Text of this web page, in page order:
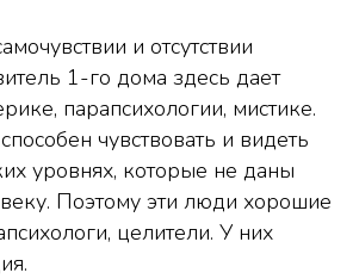
и отсутствии
1-го дома здесь дает
парапсихологии, мистике.
чувствовать и видеть
уровнях, которые не даны
Поэтому эти люди хорошие
целители. У них